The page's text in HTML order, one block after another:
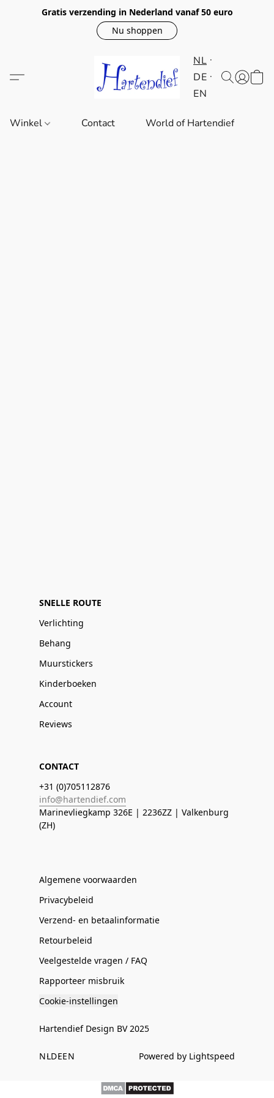
Gratis verzending in Nederland vanaf 50 euro
Nu shoppen
NL
DE
EN
Winkel Contact World of Hartendief
SNELLE ROUTE
Verlichting
Behang
Muurstickers
Kinderboeken
Account
Reviews
CONTACT
+31 (0)705112876
info@hartendief.com
Marinevliegkamp 326E | 2236ZZ | Valkenburg
(ZH)
Algemene voorwaarden
Privacybeleid
Verzend- en betaalinformatie
Retourbeleid
Veelgestelde vragen / FAQ
Rapporteer misbruik
Cookie-instellingen
Hartendief Design BV 2025
NLDEEN Powered by Lightspeed